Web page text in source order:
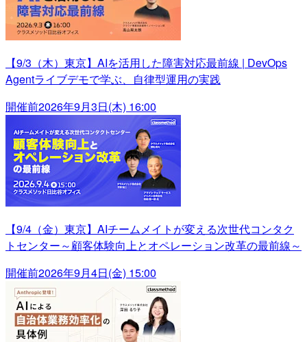
【9/3（木）東京】AIを活用した障害対応最前線 | DevOps
Agentライブデモで学ぶ、自律型運用の実践
開催前2026年9月3日(木) 16:00
【9/4（金）東京】AIチームメイトが変える次世代コンタク
トセンター～顧客体験向上とオペレーション改革の最前線～
開催前2026年9月4日(金) 15:00